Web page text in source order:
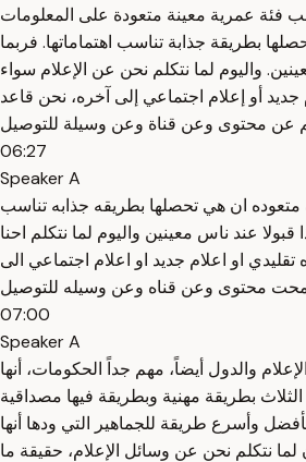
فئة عمرية معينة متعودة على المعلومات
بطريقة جذابة تناسب اهتماماتها. فربما
واليوم لما نتكلم نحن عن الإعلام سواء
جديد أو إعلام اجتماعي إلى آخره، نحن قاعد
06:27
Speaker A
متعوده ان هي تحصلها بطريقه جذابه تناسب
قبولا عند ناس معينين واليوم لما نتكلم احنا
او اعلام جديد او اعلام اجتماعي الى
محت محتوى وعن قناه وعن وسيله للتوصيل
07:00
Speaker A
والدول أيضاً، مهم جداً الحكومات، أنها
بطريقة مهنية وبطريقة فيها مصداقية
وأسرع طريقة للجماهير التي ودها أنها
نتكلم نحن عن وسائل الإعلام، حقيقة ما